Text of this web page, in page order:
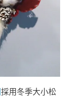
採用冬季大小松